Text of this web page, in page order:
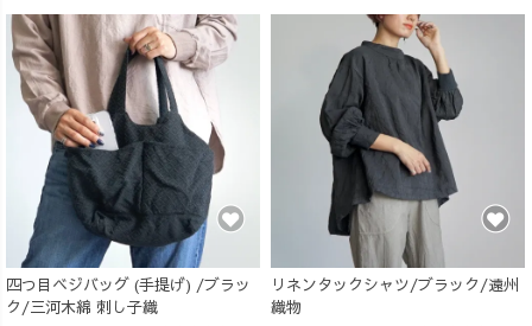
四つ目ベジバッグ (手提げ) /ブラッ
ク/三河木綿 刺し子織
リネンタックシャツ/ブラック/遠州
織物